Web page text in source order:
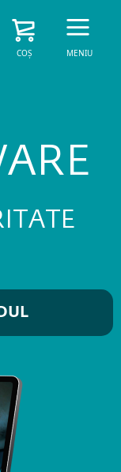
COȘ MENIU